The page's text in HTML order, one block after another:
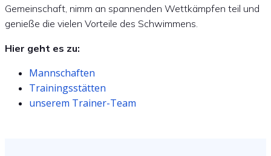
Gemeinschaft, nimm an spannenden Wettkämpfen teil und
genieße die vielen Vorteile des Schwimmens.
Hier geht es zu:
Mannschaften
Trainingsstätten
unserem Trainer-Team